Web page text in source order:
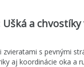
a chvostíky
zvieratami s pevnými
aj koordinácie oka a